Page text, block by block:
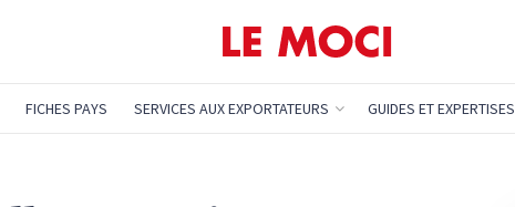
FICHES PAYS SERVICES AUX EXPORTATEURS GUIDES ET EXPERTISES